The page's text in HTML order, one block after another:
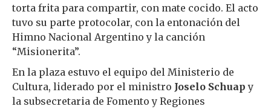
torta frita para compartir, con mate cocido. El acto
tuvo su parte protocolar, con la entonación del
Himno Nacional Argentino y la canción
“Misionerita”.
En la plaza estuvo el equipo del Ministerio de
Cultura, liderado por el ministro Joselo Schuap y
la subsecretaria de Fomento y Regiones